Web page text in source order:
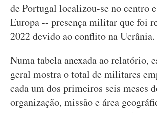
de Portugal localizou-se no centro
Europa -- presença militar que foi
2022 devido ao conflito na Ucrânia.
Numa tabela anexada ao relatório,
geral mostra o total de militares
cada um dos primeiros seis meses
organização, missão e área